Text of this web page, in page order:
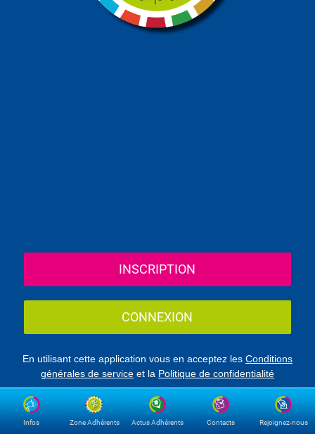
INSCRIPTION
CONNEXION
En utilisant cette application vous en acceptez les Conditions
générales de service et la Politique de confidentialité
Infos Zone Adhérents Actus Adhérents Contacts Rejoignez-nous